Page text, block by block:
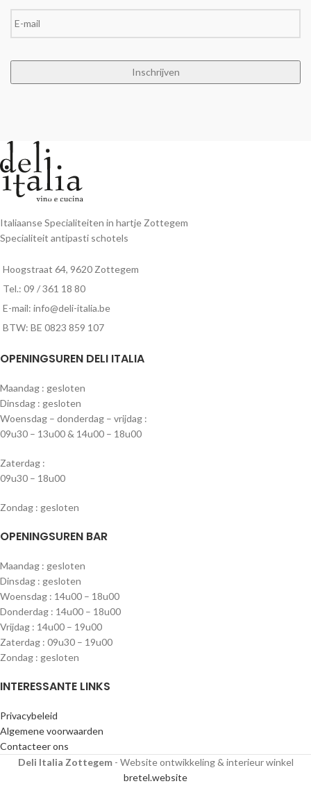
Italiaanse Specialiteiten in hartje Zottegem
Specialiteit antipasti schotels
Hoogstraat 64, 9620 Zottegem
Tel.: 09 / 361 18 80
E-mail: info@deli-italia.be
BTW: BE 0823 859 107
OPENINGSUREN DELI ITALIA
Maandag : gesloten
Dinsdag : gesloten
Woensdag – donderdag – vrijdag :
09u30 – 13u00 & 14u00 – 18u00
Zaterdag :
09u30 – 18u00
Zondag : gesloten
OPENINGSUREN BAR
Maandag : gesloten
Dinsdag : gesloten
Woensdag : 14u00 – 18u00
Donderdag : 14u00 – 18u00
Vrijdag : 14u00 – 19u00
Zaterdag : 09u30 – 19u00
Zondag : gesloten
INTERESSANTE LINKS
Privacybeleid
Algemene voorwaarden
Contacteer ons
Deli Italia Zottegem- Website ontwikkeling & interieur winkel
bretel.website